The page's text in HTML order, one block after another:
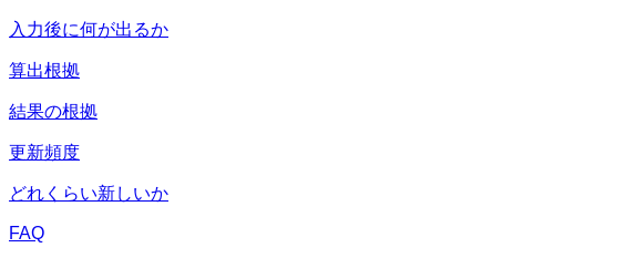
入力後に何が出るか
算出根拠
結果の根拠
更新頻度
どれくらい新しいか
FAQ